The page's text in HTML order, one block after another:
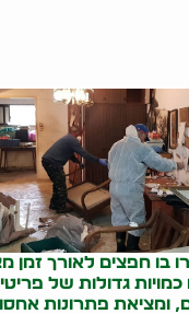
בו חפצים לאורך זמן
גדולות של
ומציאת פתרונות